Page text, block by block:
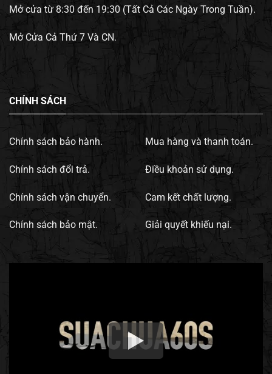
Mở cửa từ 8:30 đến 19:30 (Tất Cả Các Ngày Trong Tuần).
Mở Cửa Cả Thứ 7 Và CN.
CHÍNH SÁCH
Chính sách bảo hành.
Chính sách đổi trả.
Chính sách vận chuyển.
Chính sách bảo mật.
Mua hàng và thanh toán.
Điều khoản sử dụng.
Cam kết chất lượng.
Giải quyết khiếu nại.